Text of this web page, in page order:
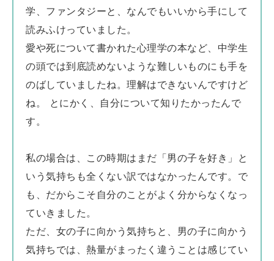
学、ファンタジーと、なんでもいいから手にして
読みふけっていました。
愛や死について書かれた心理学の本など、中学生
の頭では到底読めないような難しいものにも手を
のばしていましたね。理解はできないんですけど
ね。 とにかく、自分について知りたかったんで
す。
私の場合は、この時期はまだ「男の子を好き」と
いう気持ちも全くない訳ではなかったんです。で
も、だからこそ自分のことがよく分からなくなっ
ていきました。
ただ、女の子に向かう気持ちと、男の子に向かう
気持ちでは、熱量がまったく違うことは感じてい